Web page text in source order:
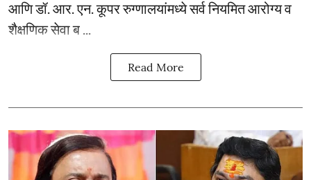
आणि डॉ. आर. एन. कूपर रुग्णालयांमध्ये सर्व नियमित आरोग्य व
शैक्षणिक सेवा ब ...
Read More